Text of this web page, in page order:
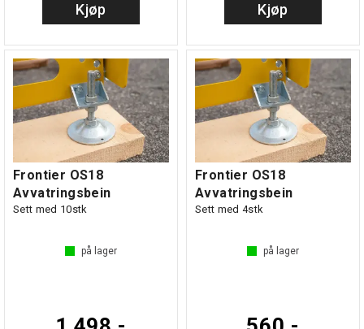
Kjøp Kjøp
Frontier OS18
Avvatringsbein
Sett med 10stk
på lager
Frontier OS18
Avvatringsbein
Sett med 4stk
på lager